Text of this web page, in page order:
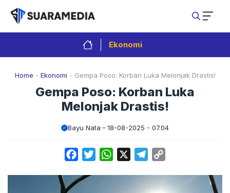
Langsung
isi
Ekonomi
Home - Ekonomi - Gempa Poso: Korban Luka Melonjak Drastis!
Gempa Poso: Korban Luka
Melonjak Drastis!
Bayu Nata 18-08-2025 - 07.04
FacebookTwitterWhatsApp Telegram